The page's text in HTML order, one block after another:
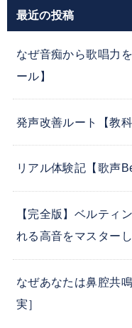
最近の投稿
なぜ音痴から歌唱力
ール】
発声改善ルート【教科
リアル体験記【歌声
【完全版】ベルティ
れる高音をマスターし
なぜあなたは鼻腔共
実］